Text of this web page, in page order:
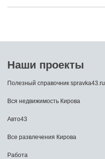
Наши проекты
Полезный справочник spravka43.ru
Вся недвижимость Кирова
Авто43
Все развлечения Кирова
Работа